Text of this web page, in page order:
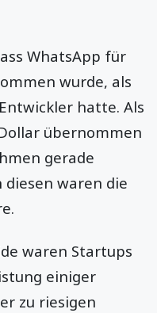
WhatsApp für
wurde, als
hatte. Als
übernommen
gerade
waren die
waren Startups
einiger
zu riesigen